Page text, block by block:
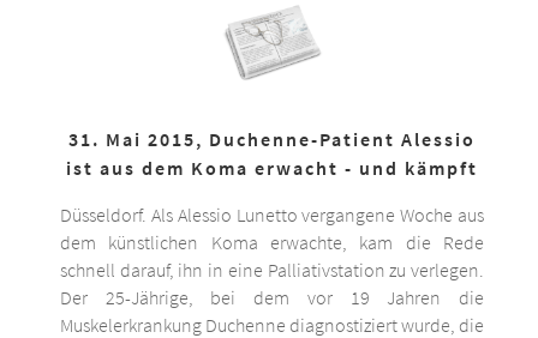
31. Mai 2015, Duchenne-Patient Alessio
ist aus dem Koma erwacht - und kämpft
Düsseldorf. Als Alessio Lunetto vergangene Woche aus
dem künstlichen Koma erwachte, kam die Rede
schnell darauf, ihn in eine Palliativstation zu verlegen.
Der 25-Jährige, bei dem vor 19 Jahren die
Muskelerkrankung Duchenne diagnostiziert wurde, die